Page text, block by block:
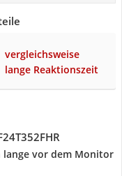
vergleichsweise
lange Reaktionszeit
lange vor dem Monitor